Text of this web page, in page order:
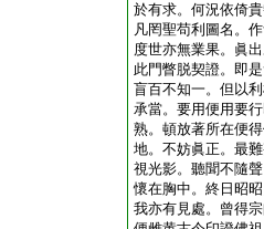
於有求。何況依倚
凡罔聖苟利圖名。
度世亦無業果。眞
此門瞥脱契證。即
盲百不知一。但以
承當。要用便用要
熟。頓放著所在便
地。不妨眞正。最
視光影。聽聞不隨
懷在胸中。終日昭
我亦有見處。曾得